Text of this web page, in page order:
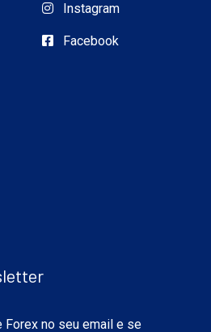
Instagram
Facebook
Forex no seu email e se